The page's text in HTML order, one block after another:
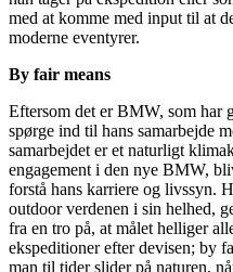
med at komme med input til at
moderne eventyrer.
By fair means
Eftersom det er BMW, som har
spørge ind til hans samarbejde
samarbejdet er et naturligt
engagement i den nye BMW,
forstå hans karriere og livssyn.
outdoor verdenen i sin helhed,
fra en tro på, at målet helliger
ekspeditioner efter devisen; by
man til tider slider på naturen,